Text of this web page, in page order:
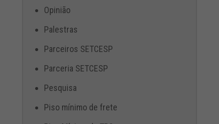
Opinião
Palestras
Parceiros SETCESP
Parceria SETCESP
Pesquisa
Piso mínimo de frete